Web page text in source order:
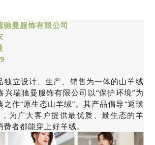
曼服饰有限公司
独立设计、生产、销售为一体的山羊绒
兴瑞驰曼服饰有限公司以“保护环境”为
作“原生态山羊绒”。其产品倡导“返璞
为广大客户提供最优质、最生态的羊
者都能穿上好羊绒。